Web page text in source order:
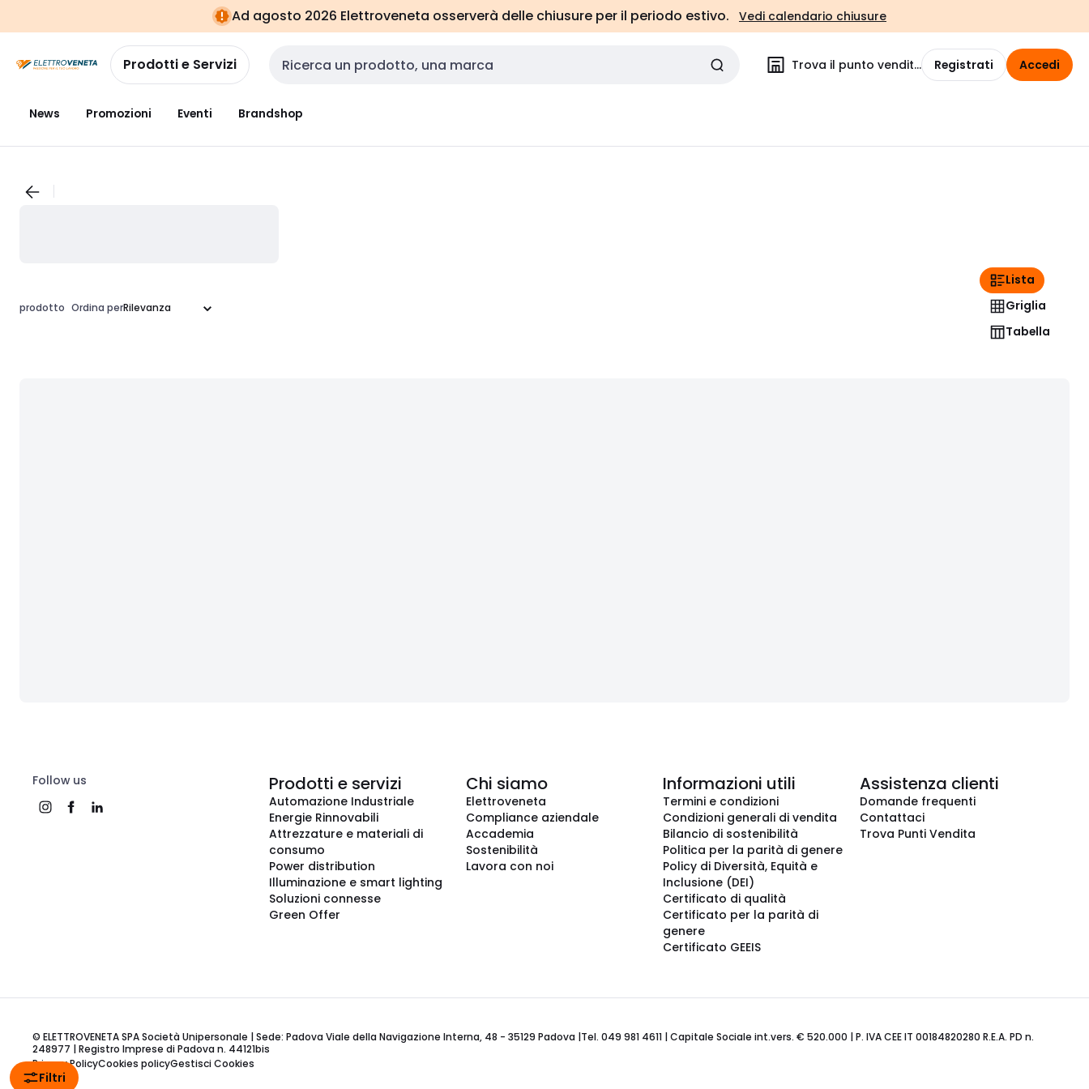
navigazionealla
pagina
Ad agosto 2026 Elettroveneta osserverà delle chiusure per il periodo estivo. Vedi calendario chiusure
Prodotti e Servizi Cerca input Trova il punto vendita Registrati Accedi
News Promozioni Eventi Brandshop
Filtri
prodotto Ordina per
Lista
Griglia
Tabella
Follow us Prodotti e servizi
Automazione Industriale
Energie Rinnovabili
Attrezzature e materiali di
consumo
Power distribution
Illuminazione e smart lighting
Soluzioni connesse
Green Offer
Chi siamo
Elettroveneta
Compliance aziendale
Accademia
Sostenibilità
Lavora con noi
Informazioni utili
Termini e condizioni
Condizioni generali di vendita
Bilancio di sostenibilità
Politica per la parità di genere
Policy di Diversità, Equità e
Inclusione (DEI)
Certificato di qualità
Certificato per la parità di
genere
Certificato GEEIS
Assistenza clienti
Domande frequenti
Contattaci
Trova Punti Vendita
© ELETTROVENETA SPA Società Unipersonale | Sede: Padova Viale della Navigazione Interna, 48 - 35129 Padova |Tel. 049 981 4611 | Capitale Sociale int.vers. € 520.000 | P. IVA CEE IT 00184820280 R.E.A. PD n.
248977 | Registro Imprese di Padova n. 44121bis
Privacy PolicyCookies policyGestisci Cookies